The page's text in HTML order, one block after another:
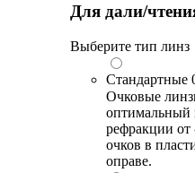
Для дали/
Выберите тип линз
Стандартные
Очковые
оптимальный
рефракции от
очков в
оправе.